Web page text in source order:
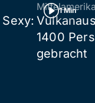
1 Min
1400
gebracht